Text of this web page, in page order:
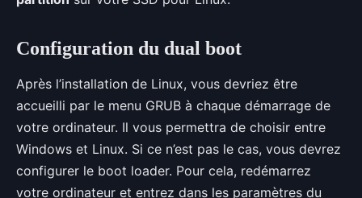
Configuration du dual boot
Après l’installation de Linux, vous devriez être
accueilli par le menu GRUB à chaque démarrage de
votre ordinateur. Il vous permettra de choisir entre
Windows et Linux. Si ce n’est pas le cas, vous devrez
configurer le boot loader. Pour cela, redémarrez
votre ordinateur et entrez dans les paramètres du